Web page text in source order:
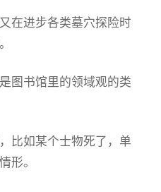
在进步各类墓穴探险时
图书馆里的领域观的类
比如某个士物死了，单
形。